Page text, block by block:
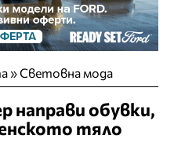
»Световна мода
направи обувки,
тяло